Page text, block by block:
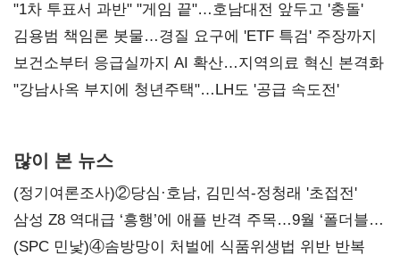
불복'
"1차 투표서 과반" "게임 끝"…호남대전 앞두고 '충돌'
김용범 책임론 봇물…경질 요구에 'ETF 특검' 주장까지
보건소부터 응급실까지 AI 확산…지역의료 혁신 본격화
"강남사옥 부지에 청년주택"…LH도 '공급 속도전'
많이 본 뉴스
(정기여론조사)②당심·호남, 김민석-정청래 '초접전'
삼성 Z8 역대급 ‘흥행’에 애플 반격 주목…9월 ‘폴더블
대전’
(SPC 민낯)④솜방망이 처벌에 식품위생법 위반 반복